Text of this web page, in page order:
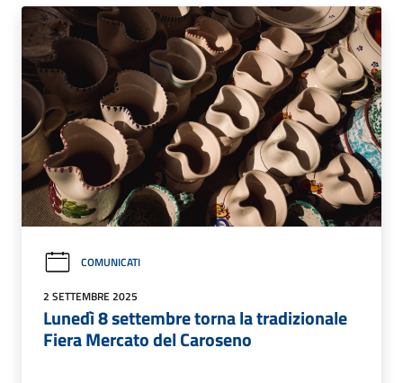
COMUNICATI
2 SETTEMBRE 2025
Lunedì 8 settembre torna la tradizionale
Fiera Mercato del Caroseno